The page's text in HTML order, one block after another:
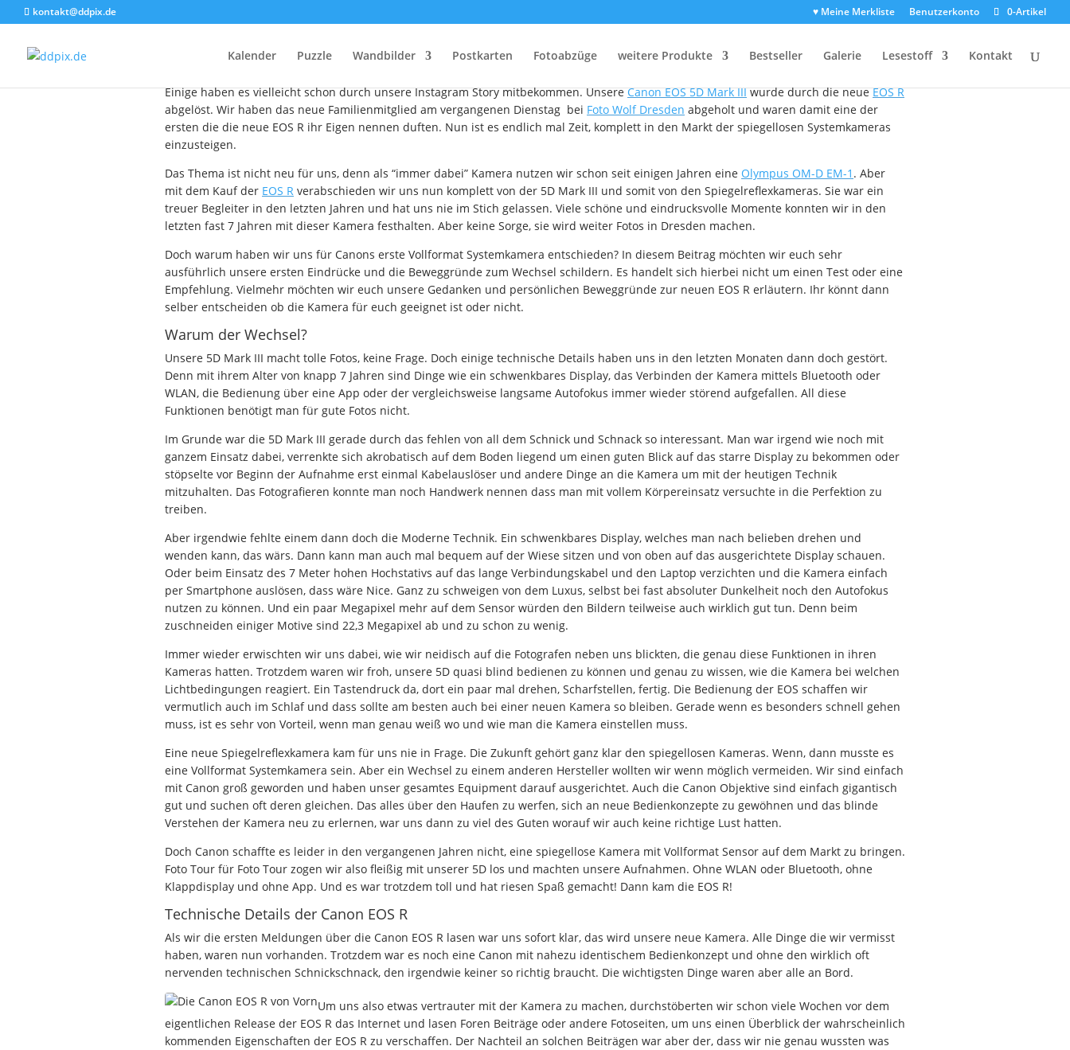
kontakt@ddpix.de ♥ Meine Merkliste Benutzerkonto 0-Artikel
Kalender Puzzle Wandbilder Postkarten Fotoabzüge weitere Produkte Bestseller Galerie Lesestoff Kontakt
Warum haben wir uns die neue Canon EOS R gekauft?
Einige haben es vielleicht schon durch unsere Instagram Story mitbekommen. UnsereCanon EOS 5D Mark IIIwurde durch die neueEOS R
abgelöst. Wir haben das neue Familienmitglied am vergangenen Dienstag bei Foto Wolf Dresden abgeholt und waren damit eine der
ersten die die neue EOS R ihr Eigen nennen duften. Nun ist es endlich mal Zeit, komplett in den Markt der spiegellosen Systemkameras
einzusteigen.
Das Thema ist nicht neu für uns, denn als “immer dabei” Kamera nutzen wir schon seit einigen Jahren eine Olympus OM-D EM-1 . Aber
mit dem Kauf der EOS R verabschieden wir uns nun komplett von der 5D Mark III und somit von den Spiegelreflexkameras. Sie war ein
treuer Begleiter in den letzten Jahren und hat uns nie im Stich gelassen. Viele schöne und eindrucksvolle Momente konnten wir in den
letzten fast 7 Jahren mit dieser Kamera festhalten. Aber keine Sorge, sie wird weiter Fotos in Dresden machen.
Doch warum haben wir uns für Canons erste Vollformat Systemkamera entschieden? In diesem Beitrag möchten wir euch sehr
ausführlich unsere ersten Eindrücke und die Beweggründe zum Wechsel schildern. Es handelt sich hierbei nicht um einen Test oder eine
Empfehlung. Vielmehr möchten wir euch unsere Gedanken und persönlichen Beweggründe zur neuen EOS R erläutern. Ihr könnt dann
selber entscheiden ob die Kamera für euch geeignet ist oder nicht.
Warum der Wechsel?
Unsere 5D Mark III macht tolle Fotos, keine Frage. Doch einige technische Details haben uns in den letzten Monaten dann doch gestört.
Denn mit ihrem Alter von knapp 7 Jahren sind Dinge wie ein schwenkbares Display, das Verbinden der Kamera mittels Bluetooth oder
WLAN, die Bedienung über eine App oder der vergleichsweise langsame Autofokus immer wieder störend aufgefallen. All diese
Funktionen benötigt man für gute Fotos nicht.
Im Grunde war die 5D Mark III gerade durch das fehlen von all dem Schnick und Schnack so interessant. Man war irgend wie noch mit
ganzem Einsatz dabei, verrenkte sich akrobatisch auf dem Boden liegend um einen guten Blick auf das starre Display zu bekommen oder
stöpselte vor Beginn der Aufnahme erst einmal Kabelauslöser und andere Dinge an die Kamera um mit der heutigen Technik
mitzuhalten. Das Fotografieren konnte man noch Handwerk nennen dass man mit vollem Körpereinsatz versuchte in die Perfektion zu
treiben.
Aber irgendwie fehlte einem dann doch die Moderne Technik. Ein schwenkbares Display, welches man nach belieben drehen und
wenden kann, das wärs. Dann kann man auch mal bequem auf der Wiese sitzen und von oben auf das ausgerichtete Display schauen.
Oder beim Einsatz des 7 Meter hohen Hochstativs auf das lange Verbindungskabel und den Laptop verzichten und die Kamera einfach
per Smartphone auslösen, dass wäre Nice. Ganz zu schweigen von dem Luxus, selbst bei fast absoluter Dunkelheit noch den Autofokus
nutzen zu können. Und ein paar Megapixel mehr auf dem Sensor würden den Bildern teilweise auch wirklich gut tun. Denn beim
zuschneiden einiger Motive sind 22,3 Megapixel ab und zu schon zu wenig.
Immer wieder erwischten wir uns dabei, wie wir neidisch auf die Fotografen neben uns blickten, die genau diese Funktionen in ihren
Kameras hatten. Trotzdem waren wir froh, unsere 5D quasi blind bedienen zu können und genau zu wissen, wie die Kamera bei welchen
Lichtbedingungen reagiert. Ein Tastendruck da, dort ein paar mal drehen, Scharfstellen, fertig. Die Bedienung der EOS schaffen wir
vermutlich auch im Schlaf und dass sollte am besten auch bei einer neuen Kamera so bleiben. Gerade wenn es besonders schnell gehen
muss, ist es sehr von Vorteil, wenn man genau weiß wo und wie man die Kamera einstellen muss.
Eine neue Spiegelreflexkamera kam für uns nie in Frage. Die Zukunft gehört ganz klar den spiegellosen Kameras. Wenn, dann musste es
eine Vollformat Systemkamera sein. Aber ein Wechsel zu einem anderen Hersteller wollten wir wenn möglich vermeiden. Wir sind einfach
mit Canon groß geworden und haben unser gesamtes Equipment darauf ausgerichtet. Auch die Canon Objektive sind einfach gigantisch
gut und suchen oft deren gleichen. Das alles über den Haufen zu werfen, sich an neue Bedienkonzepte zu gewöhnen und das blinde
Verstehen der Kamera neu zu erlernen, war uns dann zu viel des Guten worauf wir auch keine richtige Lust hatten.
Doch Canon schaffte es leider in den vergangenen Jahren nicht, eine spiegellose Kamera mit Vollformat Sensor auf dem Markt zu bringen.
Foto Tour für Foto Tour zogen wir also fleißig mit unserer 5D los und machten unsere Aufnahmen. Ohne WLAN oder Bluetooth, ohne
Klappdisplay und ohne App. Und es war trotzdem toll und hat riesen Spaß gemacht! Dann kam die EOS R!
Technische Details der Canon EOS R
Als wir die ersten Meldungen über die Canon EOS R lasen war uns sofort klar, das wird unsere neue Kamera. Alle Dinge die wir vermisst
haben, waren nun vorhanden. Trotzdem war es noch eine Canon mit nahezu identischem Bedienkonzept und ohne den wirklich oft
nervenden technischen Schnickschnack, den irgendwie keiner so richtig braucht. Die wichtigsten Dinge waren aber alle an Bord.
Um uns also etwas vertrauter mit der Kamera zu machen, durchstöberten wir schon viele Wochen vor dem
eigentlichen Release der EOS R das Internet und lasen Foren Beiträge oder andere Fotoseiten, um uns einen Überblick der wahrscheinlich
kommenden Eigenschaften der EOS R zu verschaffen. Der Nachteil an solchen Beiträgen war aber der, dass wir nie genau wussten was